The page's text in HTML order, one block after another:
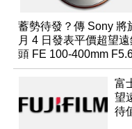
蓄勢待發？傳 Sony 將
月 4 日發表平價超望
頭 FE 100-400mm
富
望
待